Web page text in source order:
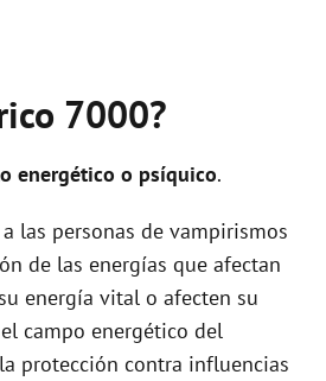
7000?
energético o psíquico.
las personas de vampirismos
de las energías que afectan
energía vital o afecten su
campo energético del
protección contra influencias